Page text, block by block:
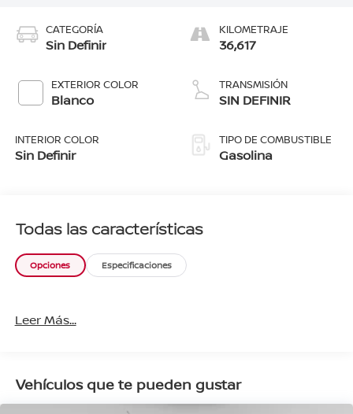
CATEGORÍA
Sin Definir
EXTERIOR COLOR
Blanco
INTERIOR COLOR
Sin Definir
KILOMETRAJE
36,617
TRANSMISIÓN
SIN DEFINIR
TIPO DE COMBUSTIBLE
Gasolina
Todas las características
Opciones Especificaciones
Leer Más...
Vehículos que te pueden gustar